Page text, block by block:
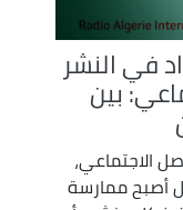
في النشر
بين
الاجتماعي،
بل أصبح ممارسة